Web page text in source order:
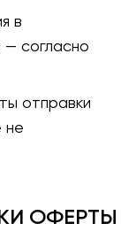
в
— согласно
отправки
не
ОФЕРТЫ